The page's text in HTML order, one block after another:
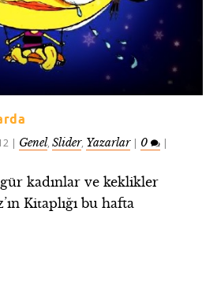
| Genel,Slider, Yazarlar| 0 |
kadınlar ve keklikler
Kitaplığı bu hafta